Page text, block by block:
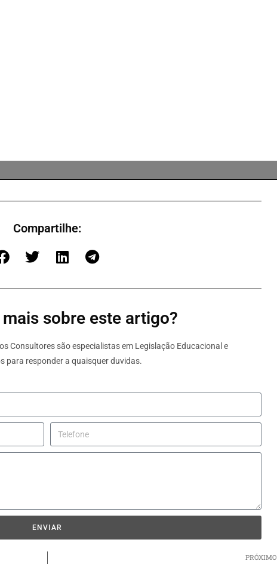
Compartilhe:
sobre este artigo?
Consultores são especialistas em Legislação Educacional e
para responder a quaisquer duvidas.
ENVIAR
PRÓXIMO